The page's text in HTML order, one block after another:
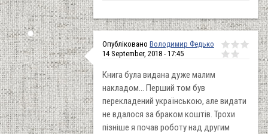
Опубліковано Володимир Федько
14 September, 2018 - 17:45
Книга була видана дуже малим
накладом... Перший том був
перекладений українською, але видати
не вдалося за браком коштів. Трохи
пізніше я почав роботу над другим